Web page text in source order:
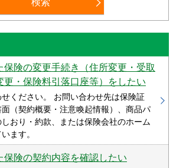
保険の変更手続き（住所変更・受取
更・保険料引落口座等）をしたい
ください。 お問い合わせ先は保険証
（契約概要・注意喚起情報）、商品パ
おり・約款、または保険会社のホーム
ます。
保険の契約内容を確認したい